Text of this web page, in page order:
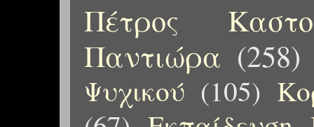
Πέτρος
Παντιώρα (258)
Ψυχικού (105)